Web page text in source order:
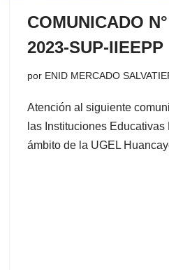
COMUNICADO
2023-SUP-IIEEPP
por ENID MERCADO
Atención al siguiente
las Instituciones Educativas
ámbito de la UGEL